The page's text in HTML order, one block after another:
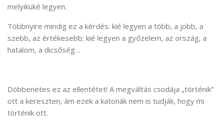
melyiküké legyen.
Többnyire mindig ez a kérdés: kié legyen a több, a jobb, a
szebb, az értékesebb; kié legyen a győzelem, az ország, a
hatalom, a dicsőség…
Döbbenetes ez az ellentétet! A megváltás csodája „történik”
ott a kereszten, ám ezek a katonák nem is tudják, hogy mi
történik ott.